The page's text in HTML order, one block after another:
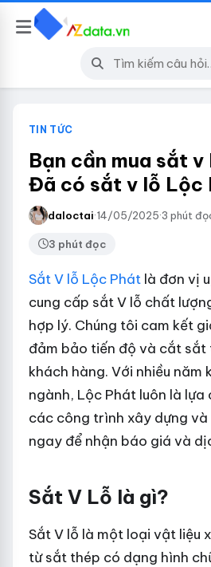
TIN TỨC
Bạn cần mua sắt v
Đã có sắt v lỗ Lộc
daloctai·14/05/2025·3 phút
3 phút đọc
Sắt V lỗ Lộc Phát là đơn vị
cung cấp sắt V lỗ chất
hợp lý. Chúng tôi cam kết
đảm bảo tiến độ và cắt sắt
khách hàng. Với nhiều năm
ngành, Lộc Phát luôn là
các công trình xây dựng và
ngay để nhận báo giá và
Sắt V Lỗ là gì?
Sắt V lỗ là một loại vật liệu
từ sắt thép có dạng hình